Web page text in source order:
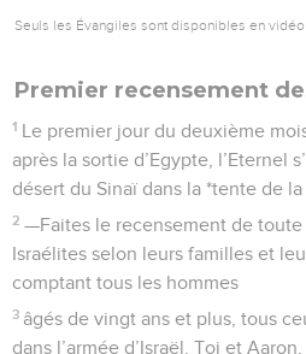
Seuls les Évangiles sont disponibles en vidéo
Premier recensement
1 Le premier jour du deuxième
après la sortie d’Egypte, l’Eternel
désert du Sinaï dans la *tente de
2 —Faites le recensement de
Israélites selon leurs familles et
comptant tous les hommes
3 âgés de vingt ans et plus, tous
dans l’armée d’Israël. Toi et